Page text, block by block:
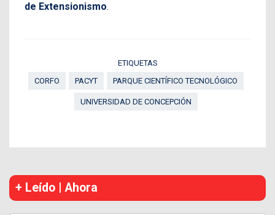
de Extensionismo.
ETIQUETAS
CORFO
PACYT PARQUE CIENTÍFICO TECNOLÓGICO
UNIVERSIDAD DE CONCEPCIÓN
+ Leído | Ahora